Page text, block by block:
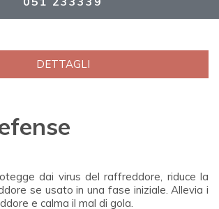
DETTAGLI
dai virus del raffreddore, riduce la
se usato in una fase iniziale. Allevia i
e calma il mal di gola.